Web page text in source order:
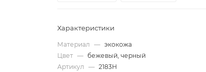
Характеристики
Материал — экокожа
Цвет — бежевый, черный
Артикул
— 2183H